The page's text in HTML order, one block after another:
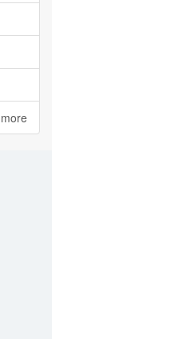
more